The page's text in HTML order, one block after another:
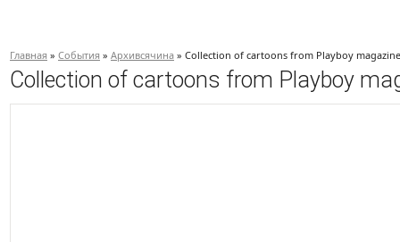
Главная » События » Архивсячина » Collection of cartoons from Playboy
Collection of cartoons from Playboy